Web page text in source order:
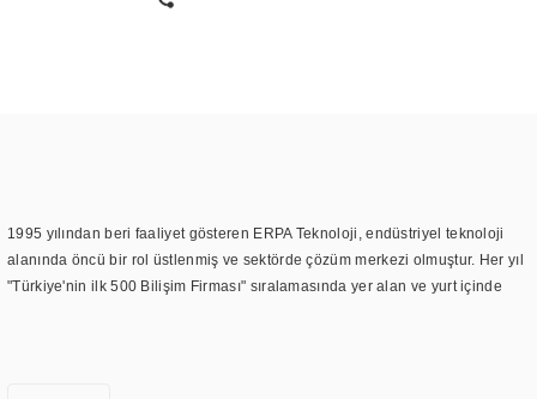
1995 yılından beri faaliyet gösteren ERPA Teknoloji, endüstriyel teknoloji
alanında öncü bir rol üstlenmiş ve sektörde çözüm merkezi olmuştur. Her yıl
"Türkiye'nin ilk 500 Bilişim Firması" sıralamasında yer alan ve yurt içinde